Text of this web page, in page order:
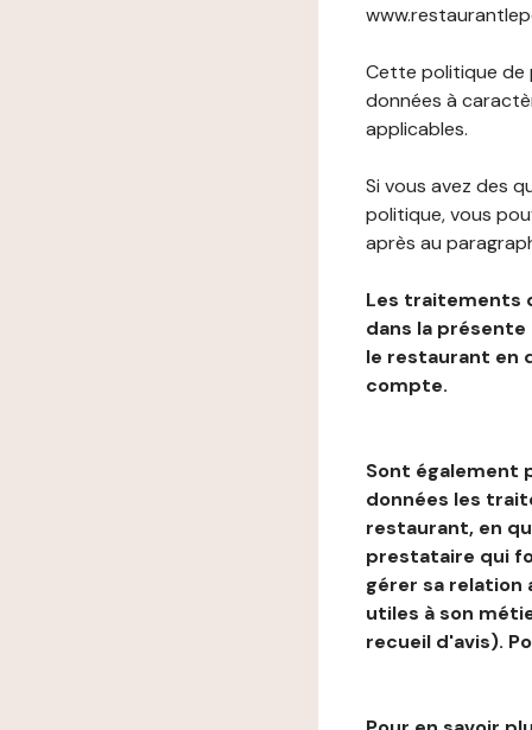
Cette politique de
données à
applicables.
Si vous avez des
politique, vous
après au
Les traitements
dans la
le restaurant en
compte.
Sont également
données les
restaurant, en
prestataire qui
gérer sa
utiles à son
recueil d'avis).